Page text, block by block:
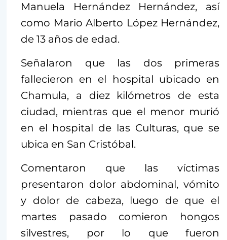
Manuela Hernández Hernández, así
como Mario Alberto López Hernández,
de 13 años de edad.
Señalaron que las dos primeras
fallecieron en el hospital ubicado en
Chamula, a diez kilómetros de esta
ciudad, mientras que el menor murió
en el hospital de las Culturas, que se
ubica en San Cristóbal.
Comentaron que las víctimas
presentaron dolor abdominal, vómito
y dolor de cabeza, luego de que el
martes pasado comieron hongos
silvestres, por lo que fueron